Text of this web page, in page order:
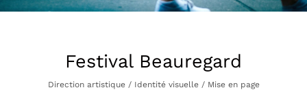
Festival Beauregard
Direction artistique / Identité visuelle / Mise en page